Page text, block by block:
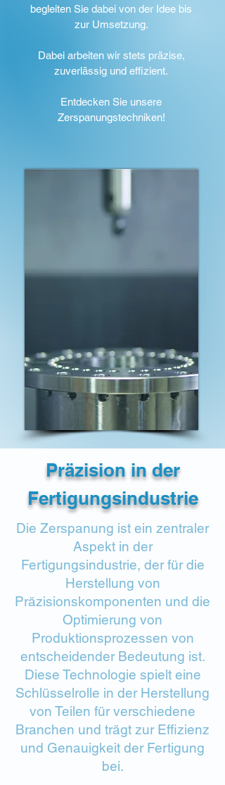
begleiten Sie dabei von der Idee bis
zur Umsetzung.
Dabei arbeiten wir stets präzise,
zuverlässig und effizient.
Entdecken Sie unsere
Zerspanungstechniken!
Präzision in der
Fertigungsindustrie
Die Zerspanung ist ein zentraler
Aspekt in der
Fertigungsindustrie, der für die
Herstellung von
Präzisionskomponenten und die
Optimierung von
Produktionsprozessen von
entscheidender Bedeutung ist.
Diese Technologie spielt eine
Schlüsselrolle in der Herstellung
von Teilen für verschiedene
Branchen und trägt zur Effizienz
und Genauigkeit der Fertigung
bei.